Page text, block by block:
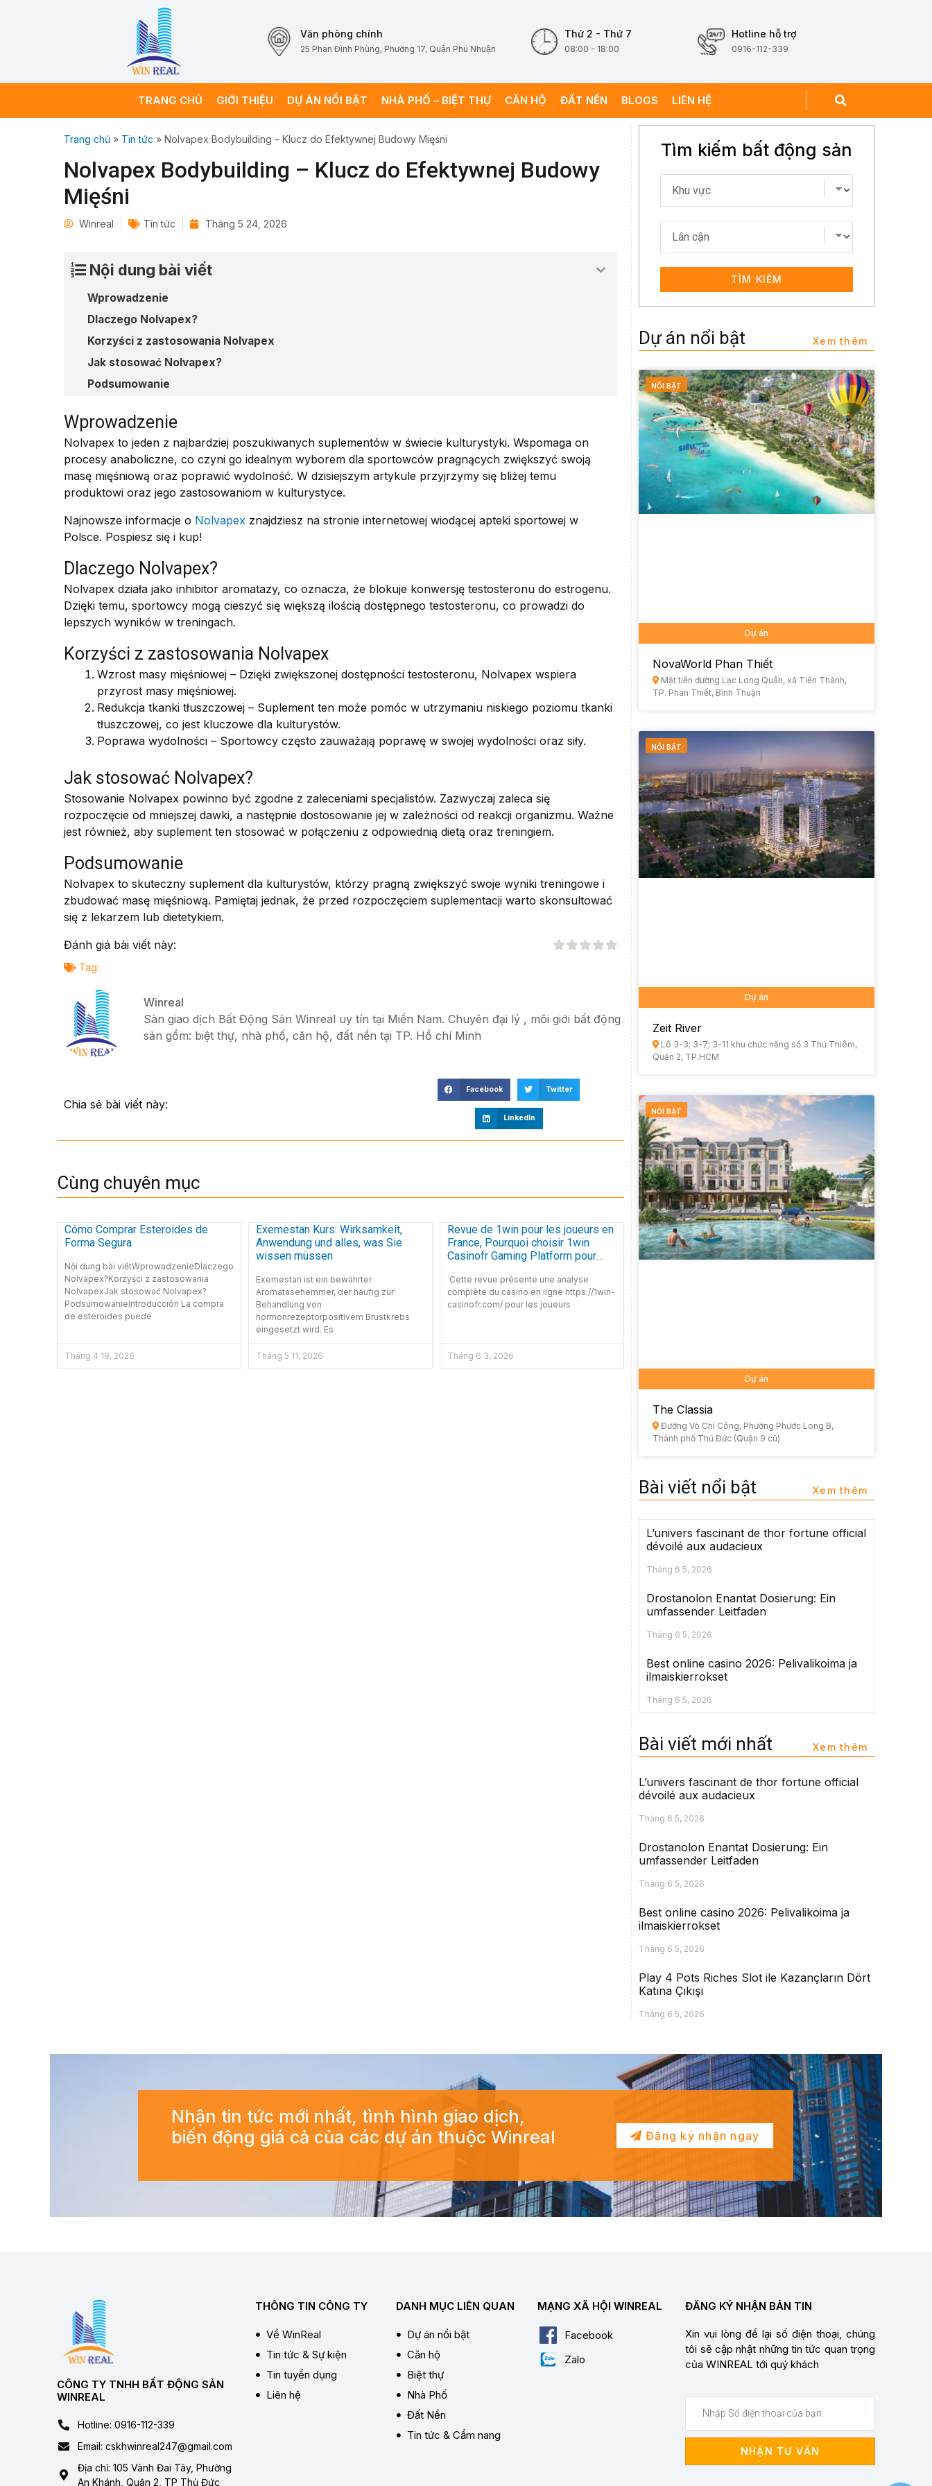
Văn phòng chính
25 Phan Đình Phùng, Phường 17, Quận Phú Nhuận
Thứ 2 - Thứ 7
08:00 - 18:00
Hotline hỗ trợ
0916-112-339
TRANG CHỦ GIỚI THIỆU DỰ ÁN NỔI BẬT NHÀ PHỐ – BIỆT THỰ CĂN HỘ ĐẤT NỀN BLOGS LIÊN HỆ
Trang chủ » Tin tức » Nolvapex Bodybuilding – Klucz do Efektywnej Budowy Mięśni
Nolvapex Bodybuilding – Klucz do Efektywnej Budowy
Mięśni
Winreal Tin tức Tháng 5 24, 2026
Nội dung bài viết
Wprowadzenie
Dlaczego Nolvapex?
Korzyści z zastosowania Nolvapex
Jak stosować Nolvapex?
Podsumowanie
Wprowadzenie
Nolvapex to jeden z najbardziej poszukiwanych suplementów w świecie kulturystyki. Wspomaga on
procesy anaboliczne, co czyni go idealnym wyborem dla sportowców pragnących zwiększyć swoją
masę mięśniową oraz poprawić wydolność. W dzisiejszym artykule przyjrzymy się bliżej temu
produktowi oraz jego zastosowaniom w kulturystyce.
Najnowsze informacje o Nolvapex znajdziesz na stronie internetowej wiodącej apteki sportowej w
Polsce. Pospiesz się i kup!
Dlaczego Nolvapex?
Nolvapex działa jako inhibitor aromatazy, co oznacza, że blokuje konwersję testosteronu do estrogenu.
Dzięki temu, sportowcy mogą cieszyć się większą ilością dostępnego testosteronu, co prowadzi do
lepszych wyników w treningach.
Korzyści z zastosowania Nolvapex
Wzrost masy mięśniowej – Dzięki zwiększonej dostępności testosteronu, Nolvapex wspiera
przyrost masy mięśniowej.
Redukcja tkanki tłuszczowej – Suplement ten może pomóc w utrzymaniu niskiego poziomu tkanki
tłuszczowej, co jest kluczowe dla kulturystów.
Poprawa wydolności – Sportowcy często zauważają poprawę w swojej wydolności oraz siły.
Jak stosować Nolvapex?
Stosowanie Nolvapex powinno być zgodne z zaleceniami specjalistów. Zazwyczaj zaleca się
rozpoczęcie od mniejszej dawki, a następnie dostosowanie jej w zależności od reakcji organizmu. Ważne
jest również, aby suplement ten stosować w połączeniu z odpowiednią dietą oraz treningiem.
Podsumowanie
Nolvapex to skuteczny suplement dla kulturystów, którzy pragną zwiększyć swoje wyniki treningowe i
zbudować masę mięśniową. Pamiętaj jednak, że przed rozpoczęciem suplementacji warto skonsultować
się z lekarzem lub dietetykiem.
Đánh giá bài viết này:
Tag:
Winreal
Sàn giao dịch Bất Động Sản Winreal uy tín tại Miền Nam. Chuyên đại lý , môi giới bất động
sản gồm: biệt thự, nhà phố, căn hộ, đất nền tại TP. Hồ chí Minh
Chia sẻ bài viết này:
Facebook Twitter
LinkedIn
Cùng chuyên mục
Cómo Comprar Esteroides de
Forma Segura
Nội dung bài viếtWprowadzenieDlaczego
Nolvapex?Korzyści z zastosowania
NolvapexJak stosować Nolvapex?
PodsumowanieIntroducción La compra
de esteroides puede
Tháng 4 19, 2026
Exemestan Kurs: Wirksamkeit,
Anwendung und alles, was Sie
wissen müssen
Exemestan ist ein bewährter
Aromatasehemmer, der häufig zur
Behandlung von
hormonrezeptorpositivem Brustkrebs
eingesetzt wird. Es
Tháng 5 11, 2026
Revue de 1win pour les joueurs en
France, Pourquoi choisir 1win
Casinofr Gaming Platform pour
Cette revue présente une analyse
complète du casino en ligne https://1win-
casinofr.com/ pour les joueurs
Tháng 6 3, 2026
Tìm kiếm bất động sản
TÌM KIẾM
Dự án nổi bật Xem thêm
NỔI BẬT
Dự án
NovaWorld Phan Thiết
Mặt tiền đường Lạc Long Quân, xã Tiến Thành,
TP. Phan Thiết, Bình Thuận
NỔI BẬT
Dự án
Zeit River
Lô 3-3; 3-7; 3-11 khu chức năng số 3 Thủ Thiêm,
Quận 2, TP.HCM
NỔI BẬT
Dự án
The Classia
Đường Võ Chí Công, Phường Phước Long B,
Thành phố Thủ Đức (Quận 9 cũ)
Bài viết nổi bật Xem thêm
L’univers fascinant de thor fortune official
dévoilé aux audacieux
Tháng 6 5, 2026
Drostanolon Enantat Dosierung: Ein
umfassender Leitfaden
Tháng 6 5, 2026
Best online casino 2026: Pelivalikoima ja
ilmaiskierrokset
Tháng 6 5, 2026
Bài viết mới nhất Xem thêm
L’univers fascinant de thor fortune official
dévoilé aux audacieux
Tháng 6 5, 2026
Drostanolon Enantat Dosierung: Ein
umfassender Leitfaden
Tháng 6 5, 2026
Best online casino 2026: Pelivalikoima ja
ilmaiskierrokset
Tháng 6 5, 2026
Play 4 Pots Riches Slot ile Kazançların Dört
Katına Çıkışı
Tháng 6 5, 2026
Nhận tin tức mới nhất, tình hình giao dịch,
biến động giá cả của các dự án thuộc Winreal
Đăng ký nhận ngay
CÔNG TY TNHH BẤT ĐỘNG SẢN
WINREAL
Hotline: 0916-112-339
Email: cskhwinreal247@gmail.com
Địa chỉ: 105 Vành Đai Tây, Phường
An Khánh, Quận 2, TP Thủ Đức
THÔNG TIN CÔNG TY
Về WinReal
Tin tức & Sự kiện
Tin tuyển dụng
Liên hệ
DANH MỤC LIÊN QUAN
Dự án nổi bật
Căn hộ
Biệt thự
Nhà Phố
Đất Nền
Tin tức & Cẩm nang
MẠNG XÃ HỘI WINREAL
Facebook
Zalo
ĐĂNG KÝ NHẬN BẢN TIN
Xin vui lòng để lại số điện thoại, chúng
tôi sẽ cập nhật những tin tức quan trọng
của WINREAL tới quý khách
NHẬN TƯ VẤN